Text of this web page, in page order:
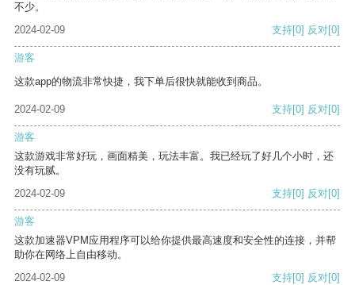
不少。
2024-02-09
支持[0] 反对[0]
游客
这款app的物流非常快捷，我下单后很快就能收到商品。
2024-02-09 支持[0] 反对[0]
游客
这款游戏非常好玩，画面精美，玩法丰富。我已经玩了好几个小时，还
没有玩腻。
2024-02-09
支持[0] 反对[0]
游客
这款加速器VPM应用程序可以给你提供最高速度和安全性的连接，并帮
助你在网络上自由移动。
2024-02-09
支持[0] 反对[0]